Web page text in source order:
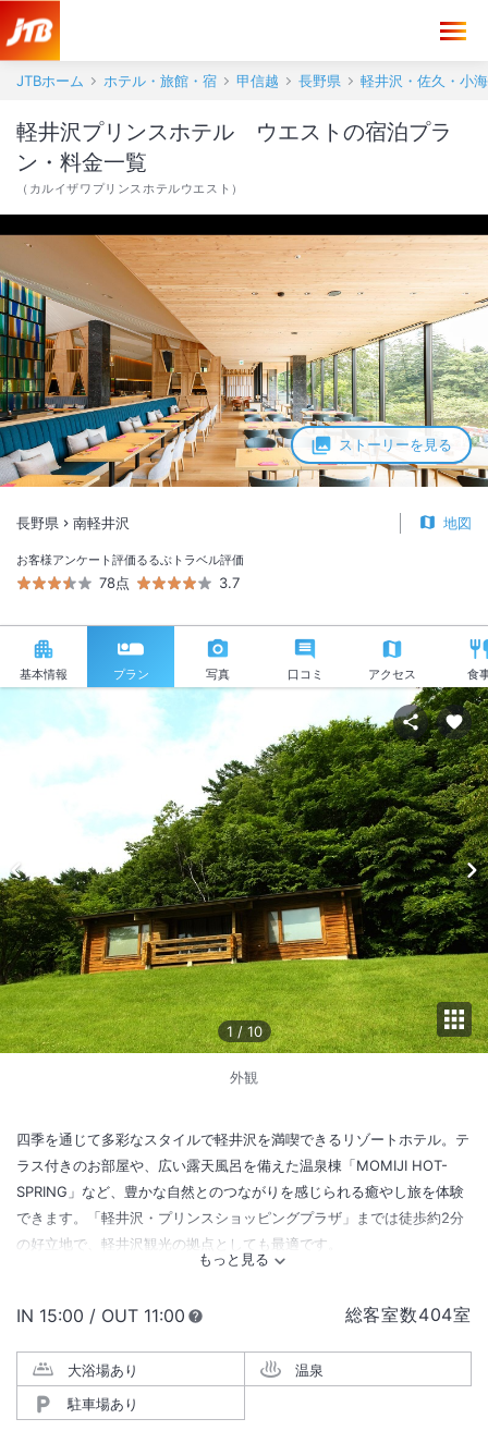
JTBホーム ホテル・旅館・宿 甲信越 長野県 軽井沢・佐久・小
ストーリーを見る
軽井沢プリンスホテル ウエストの宿泊プラ
ン・料金一覧
（ カルイザワプリンスホテルウエスト ）
長野県 南軽井沢 地図
お客様アンケート評価
78点
るるぶトラベル評価
3.7
基本情報 プラン 写真 口コミ アクセス 食
1 /10
外観
四季を通じて多彩なスタイルで軽井沢を満喫できるリゾートホテル。テ
ラス付きのお部屋や、広い露天風呂を備えた温泉棟「MOMIJI HOT-
SPRING」など、豊かな自然とのつながりを感じられる癒やし旅を体験
できます。「軽井沢・プリンスショッピングプラザ」までは徒歩約2分
の好立地で、軽井沢観光の拠点としても最適です。
総客室数404室
IN チェックイン
15:00 / OUT チェックアウト
11:00
大浴場あり
温泉
駐車場あり